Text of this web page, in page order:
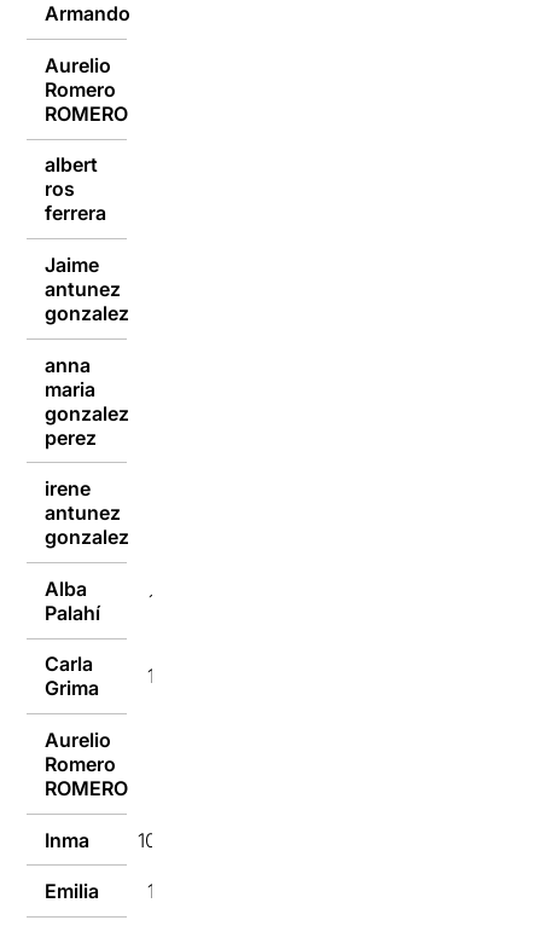
Armando
Aurelio
Romero
ROMERO
albert
ros
ferrera
Jaime
antunez
gonzalez
anna
maria
gonzalez
perez
irene
antunez
gonzalez
Alba
Palahí
11/05/2022
Carla
Grima
11/05/2022
Aurelio
Romero
ROMERO
Inma 10/05/2022
Emilia 10/05/2022